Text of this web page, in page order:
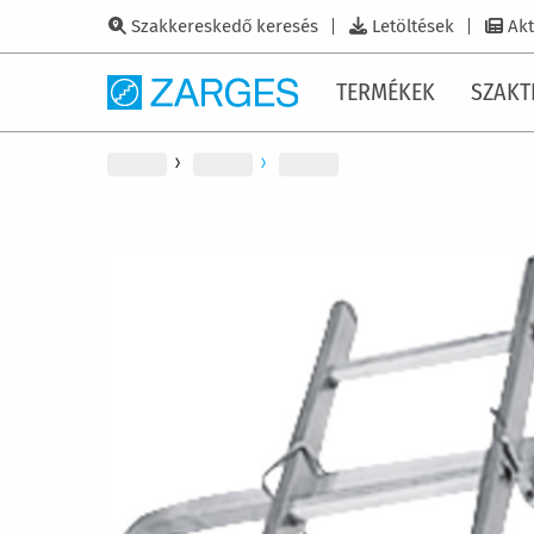
Szakkereskedő keresés Letöltések
TERMÉKEK